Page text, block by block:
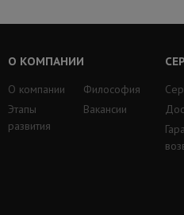
О КОМПАНИИ
О компании
Этапы
развития
Философия
Вакансии